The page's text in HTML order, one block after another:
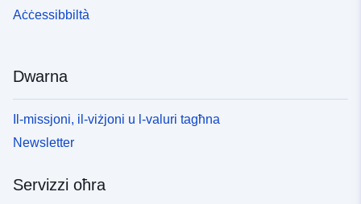
Aċċessibbiltà
Dwarna
Il-missjoni, il-viżjoni u l-valuri tagħna
Newsletter
Servizzi oħra